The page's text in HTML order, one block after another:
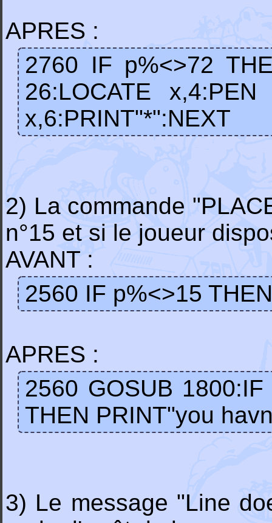
APRES :
2760 IF p%<>72
26:LOCATE
x,6:PRINT"*":NEXT
2) La commande
n°15 et si le joueur
AVANT :
2560 IF p%<>15
APRES :
2560 GOSUB
THEN PRINT"you
3) Le message "Line